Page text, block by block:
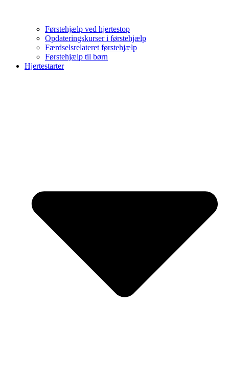
Førstehjælp ved hjertestop
Opdateringskurser i førstehjælp
Færdselsrelateret førstehjælp
Førstehjælp til børn
Hjertestarter